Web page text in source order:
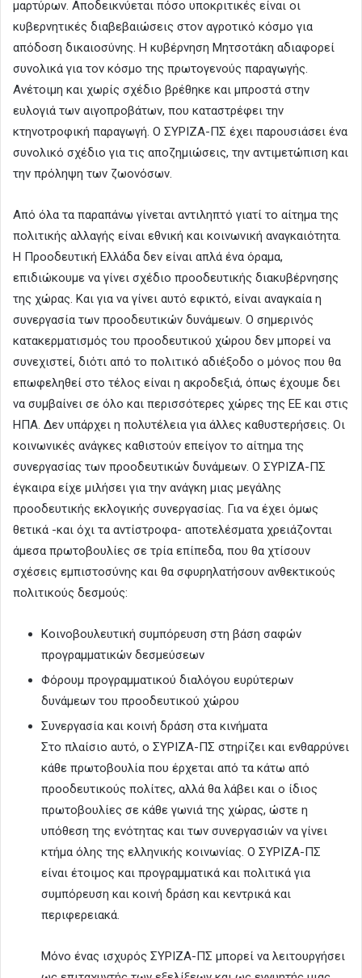
μαρτύρων. Αποδεικνύεται πόσο υποκριτικές είναι οι
κυβερνητικές διαβεβαιώσεις στον αγροτικό κόσμο για
απόδοση δικαιοσύνης. Η κυβέρνηση Μητσοτάκη αδιαφορεί
συνολικά για τον κόσμο της πρωτογενούς παραγωγής.
Ανέτοιμη και χωρίς σχέδιο βρέθηκε και μπροστά στην
ευλογιά των αιγοπροβάτων, που καταστρέφει την
κτηνοτροφική παραγωγή. Ο ΣΥΡΙΖΑ-ΠΣ έχει παρουσιάσει ένα
συνολικό σχέδιο για τις αποζημιώσεις, την αντιμετώπιση και
την πρόληψη των ζωονόσων.
Από όλα τα παραπάνω γίνεται αντιληπτό γιατί το αίτημα της
πολιτικής αλλαγής είναι εθνική και κοινωνική αναγκαιότητα.
Η Προοδευτική Ελλάδα δεν είναι απλά ένα όραμα,
επιδιώκουμε να γίνει σχέδιο προοδευτικής διακυβέρνησης
της χώρας. Και για να γίνει αυτό εφικτό, είναι αναγκαία η
συνεργασία των προοδευτικών δυνάμεων. Ο σημερινός
κατακερματισμός του προοδευτικού χώρου δεν μπορεί να
συνεχιστεί, διότι από το πολιτικό αδιέξοδο ο μόνος που θα
επωφεληθεί στο τέλος είναι η ακροδεξιά, όπως έχουμε δει
να συμβαίνει σε όλο και περισσότερες χώρες της ΕΕ και στις
ΗΠΑ. Δεν υπάρχει η πολυτέλεια για άλλες καθυστερήσεις. Οι
κοινωνικές ανάγκες καθιστούν επείγον το αίτημα της
συνεργασίας των προοδευτικών δυνάμεων. Ο ΣΥΡΙΖΑ-ΠΣ
έγκαιρα είχε μιλήσει για την ανάγκη μιας μεγάλης
προοδευτικής εκλογικής συνεργασίας. Για να έχει όμως
θετικά -και όχι τα αντίστροφα- αποτελέσματα χρειάζονται
άμεσα πρωτοβουλίες σε τρία επίπεδα, που θα χτίσουν
σχέσεις εμπιστοσύνης και θα σφυρηλατήσουν ανθεκτικούς
πολιτικούς δεσμούς:
Κοινοβουλευτική συμπόρευση στη βάση σαφών
προγραμματικών δεσμεύσεων
Φόρουμ προγραμματικού διαλόγου ευρύτερων
δυνάμεων του προοδευτικού χώρου
Συνεργασία και κοινή δράση στα κινήματα
Στο πλαίσιο αυτό, ο ΣΥΡΙΖΑ-ΠΣ στηρίζει και ενθαρρύνει
κάθε πρωτοβουλία που έρχεται από τα κάτω από
προοδευτικούς πολίτες, αλλά θα λάβει και ο ίδιος
πρωτοβουλίες σε κάθε γωνιά της χώρας, ώστε η
υπόθεση της ενότητας και των συνεργασιών να γίνει
κτήμα όλης της ελληνικής κοινωνίας. Ο ΣΥΡΙΖΑ-ΠΣ
είναι έτοιμος και προγραμματικά και πολιτικά για
συμπόρευση και κοινή δράση και κεντρικά και
περιφερειακά.
Μόνο ένας ισχυρός ΣΥΡΙΖΑ-ΠΣ μπορεί να λειτουργήσει